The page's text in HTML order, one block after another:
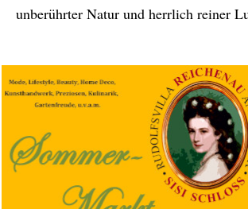
unberührter Natur und herrlich reiner